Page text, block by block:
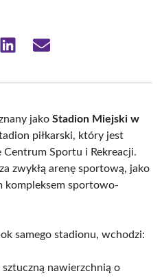
Share Share
jako Stadion Miejski w
piłkarski, który jest
Centrum Sportu i Rekreacji.
zwykłą arenę sportową, jako
kompleksem sportowo-
samego stadionu, wchodzi:
nawierzchnią o